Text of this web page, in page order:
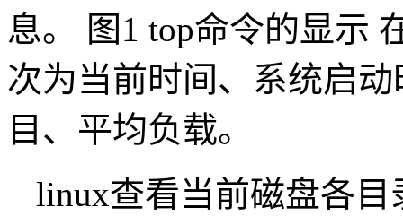
息。 图1 top命令的显示
次为当前时间、系统启
目、平均负载。
linux查看当前磁盘各目